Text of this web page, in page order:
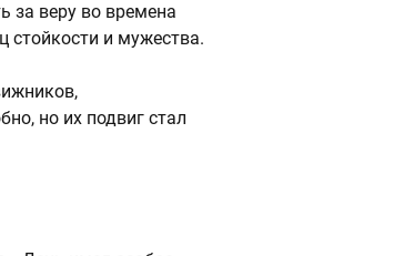
за веру во времена
стойкости и мужества.
но их подвиг стал